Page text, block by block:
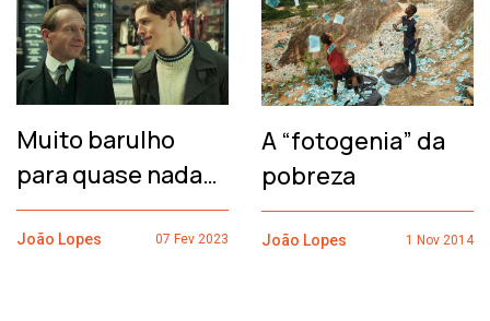
Muito barulho
para quase nada…
João Lopes 07 Fev 2023
A “fotogenia” da
pobreza
João Lopes 1 Nov 2014